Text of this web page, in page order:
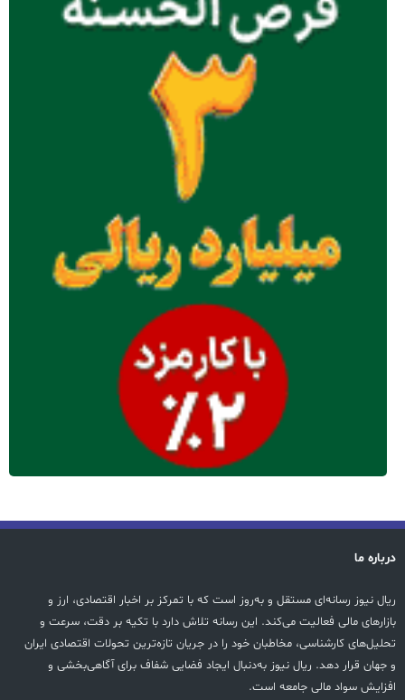
درباره ما
ریال نیوز رسانه‌ای مستقل و به‌روز است که با تمرکز بر اخبار اقتصادی، ارز و
بازارهای مالی فعالیت می‌کند. این رسانه تلاش دارد با تکیه بر دقت، سرعت و
تحلیل‌های کارشناسی، مخاطبان خود را در جریان تازه‌ترین تحولات اقتصادی ایران
و جهان قرار دهد. ریال نیوز به‌دنبال ایجاد فضایی شفاف برای آگاهی‌بخشی و
افزایش سواد مالی جامعه است.